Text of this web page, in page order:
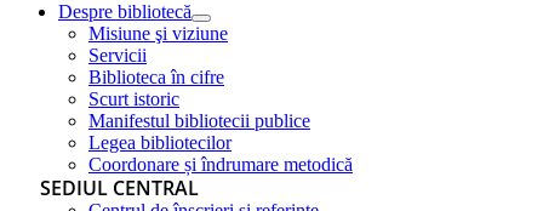
Despre bibliotecă
Misiune şi viziune
Servicii
Biblioteca în cifre
Scurt istoric
Manifestul bibliotecii publice
Legea bibliotecilor
Coordonare și îndrumare metodică
SEDIUL CENTRAL